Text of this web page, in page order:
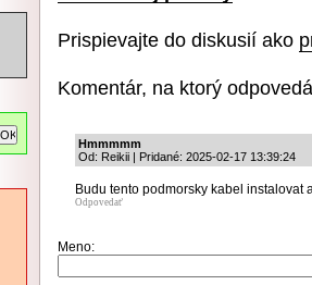
Prispievajte do diskusií ako
Komentár, na ktorý
Hmmmmm
Od: Reikii | Pridané: 2025-02-17 13:39:24
Budu tento podmorsky kabel instalovat
Odpovedať
Meno: